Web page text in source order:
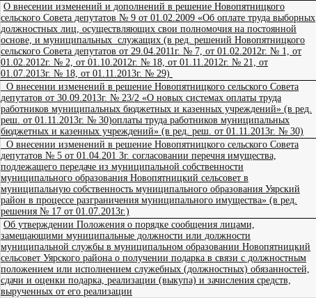
О внесении изменений и дополнений в решение Новопятницкого
сельского Совета депутатов № 9 от 01.02.2009 «Об оплате труда выборных
должностных лиц, осуществляющих свои полномочия на постоянной
основе, и муниципальных служащих (в ред. решений Новопятницкого
сельского Совета депутатов от 29.04.2011г. № 7, от 01.02.2012г. № 1, от
01.02.2012г. № 2, от 01.10.2012г. № 18, от 01.11.2012г. № 21, от
01.07.2013г. № 18, от 01.11.2013г. № 29)
О внесении изменений в решение Новопятницкого сельского Совета
депутатов от 30.09.2013г. № 23/2 «О новых системах оплаты труда
работников муниципальных бюджетных и казенных учреждений» (в ред.
реш. от 01.11.2013г. № 30)оплаты труда работников муниципальных
бюджетных и казенных учреждений» (в ред. реш. от 01.11.2013г. № 30)
О внесении изменений в решение Новопятницкого сельского Совета
депутатов № 5 от 01.04.201 Зг. согласовании перечня имущества,
подлежащего передаче из муниципальной собственности
муниципального образования Новопятницкий сельсовет в
муниципальную собственность муниципального образования Уярский
район в процессе разграничения муниципального имущества» (в ред.
решения № 17 от 01.07.2013г.)
Об утверждении Положения о порядке сообщения лицами,
замещающими муниципальные должности или должности
муниципальной службы в муниципальном образовании Новопятницкий
сельсовет Уярского района о получении подарка в связи с должностным
положением или исполнением служебных (должностных) обязанностей,
сдачи и оценки подарка, реализации (выкупа) и зачисления средств,
вырученных от его реализации